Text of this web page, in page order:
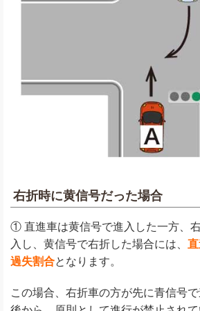
右折時に黄信号だった場合
① 直進車は黄信号で進入した一方、
入し、黄信号で右折した場合には
過失割合となります。
この場合、右折車の方が先に青信号で